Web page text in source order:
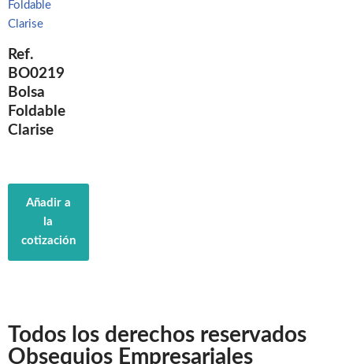
Ref.
BO0219
Bolsa
Foldable
Clarise
Añadir a
la
cotización
Todos los derechos reservados
Obsequios Empresariales